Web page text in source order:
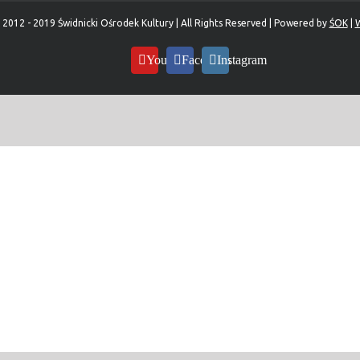
- 2019 Świdnicki Ośrodek Kultury | All Rights Reserved | Powered by ŚOK|
YouTubeFacebookInstagram